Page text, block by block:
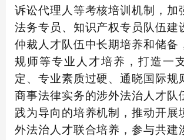
诉讼代理人等考核培训机制，加
法务专员、知识产权专员队伍建
仲裁人才队伍中长期培养和储备
规师等专业人才培养，打造一
定、专业素质过硬、通晓国际规
商事法律实务的涉外法治人才队
践为导向的培养机制，推动开展
外法治人才联合培养，参与共建